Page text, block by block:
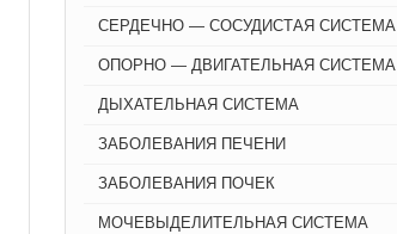
СЕРДЕЧНО — СОСУДИСТАЯ СИСТЕМА
ОПОРНО — ДВИГАТЕЛЬНАЯ СИСТЕМА
ДЫХАТЕЛЬНАЯ СИСТЕМА
ЗАБОЛЕВАНИЯ ПЕЧЕНИ
ЗАБОЛЕВАНИЯ ПОЧЕК
МОЧЕВЫДЕЛИТЕЛЬНАЯ СИСТЕМА